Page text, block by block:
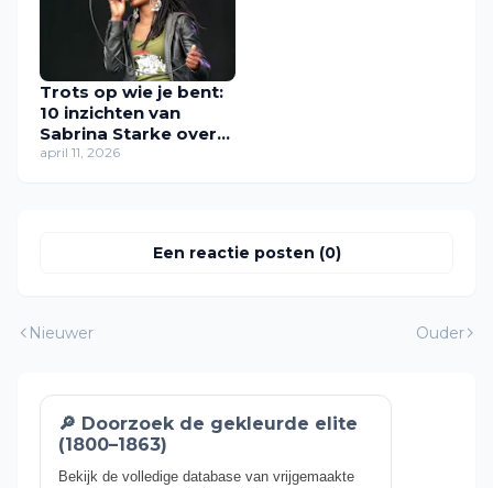
Trots op wie je bent:
10 inzichten van
Sabrina Starke over
identiteit en vrijheid
april 11, 2026
Een reactie posten (0)
Nieuwer Ouder
🔎 Doorzoek de gekleurde elite
(1800–1863)
Bekijk de volledige database van vrijgemaakte